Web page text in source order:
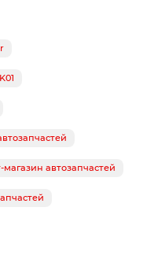
магазин автозапчастей